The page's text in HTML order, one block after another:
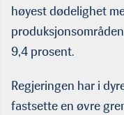
høyest dødelighet
9,4 prosent.
Regjeringen har i
fastsette en øvre